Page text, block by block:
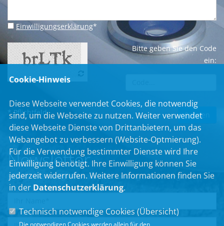
Einwilligungserklärung*
Bitte geben Sie den Code
ein:
* Pflichtfeld
Newsletter
Erhalten Sie Neuigkeiten aus dem Landtag und der Region.
Cookie-Hinweis
Diese Webseite verwendet Cookies, die notwendig
sind, um die Webseite zu nutzen. Weiter verwendet
diese Webseite Dienste von Drittanbietern, um das
Webangebot zu verbessern (Website-Optmierung).
Für die Verwendung bestimmter Dienste wird Ihre
Einwilligung benötigt. Ihre Einwilligung können Sie
jederzeit widerrufen. Weitere Informationen finden Sie
in der Datenschutzerklärung.
Technisch notwendige Cookies (Übersicht)
Die notwendigen Cookies werden allein für den